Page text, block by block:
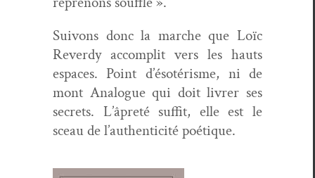
Suiv­ons donc la marche que Loïc
Reverdy accom­plit vers les hauts
espaces. Point d’ésotérisme, ni de
mont Ana­logue qui doit livr­er ses
secrets. L’âpreté suf­fit, elle est le
sceau de l’authenticité poétique.